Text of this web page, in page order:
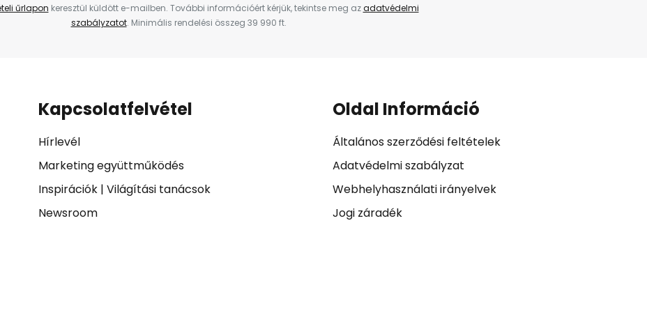
űrlapon keresztül küldött e-mailben. További információért kérjük, tekintse meg azadatvédelmi
szabályzatot. Minimális rendelési összeg 39 990 ft.
Kapcsolatfelvétel
Hírlevél
Marketing együttműködés
Inspirációk| Világítási tanácsok
Newsroom
Oldal Információ
Általános szerződési feltételek
Adatvédelmi szabályzat
Webhelyhasználati irányelvek
Jogi záradék